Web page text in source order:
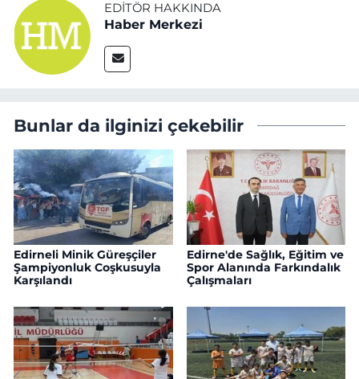
EDITÖR HAKKINDA
Haber Merkezi
Bunlar da ilginizi çekebilir
Edirneli Minik Güreşçiler
Şampiyonluk Coşkusuyla
Karşılandı
Edirne'de Sağlık, Eğitim ve
Spor Alanında Farkındalık
Çalışmaları